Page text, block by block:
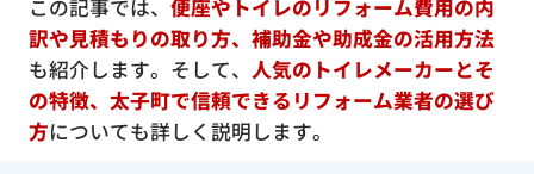
この記事では、 便座やトイレのリフォーム費用の内
訳や見積もりの取り方、補助金や助成金の活用方法
も紹介します。そして、 人気のトイレメーカーとそ
の特徴、太子町で信頼できるリフォーム業者の選び
方についても詳しく説明します。